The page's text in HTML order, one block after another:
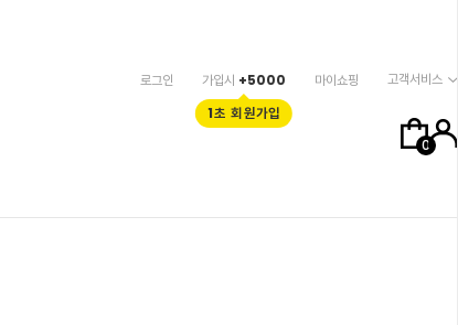
0
로그인 가입시 +5000
1초 회원가입
마이쇼핑 고객서비스